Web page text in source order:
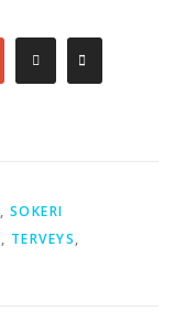
, SOKERI
, TERVEYS,